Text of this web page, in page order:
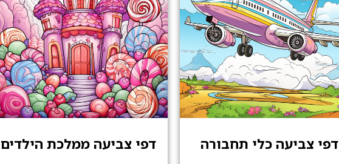
דפי צביעה כלי תחבורה דפי צביעה ממלכת הילדים